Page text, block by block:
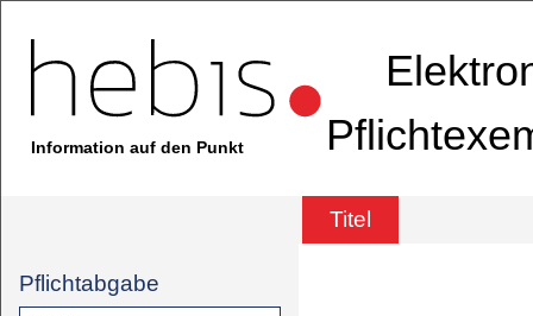
Information auf den Punkt
Titel
Pflichtabgabe